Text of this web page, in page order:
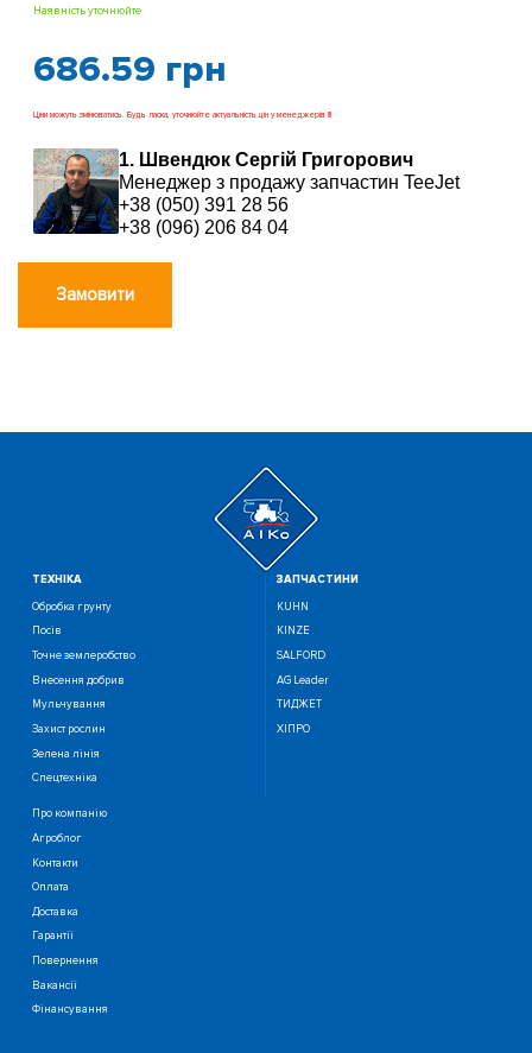
Наявність уточнюйте
686.59 грн
Ціни можуть змінюватись. Будь ласка, уточнюйте актуальність цін у менеджерів !!!
1. Швендюк Сергій Григорович
Менеджер з продажу запчастин TeeJet
+38 (050) 391 28 56
+38 (096) 206 84 04
Замовити
ТЕХНIКА
Обробка грунту
Посiв
Точне землеробство
Внесення добрив
Мульчування
Захист рослин
Зелена лінія
Спецтехніка
ЗАПЧАСТИНИ
KUHN
KINZE
SALFORD
AG Leader
ТИДЖЕТ
ХІПРО
Про компанію
Агроблог
Контакти
Оплата
Доставка
Гарантії
Повернення
Вакансії
Фінансування